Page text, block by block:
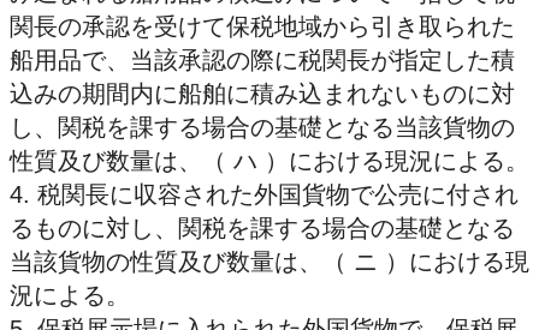
関長の承認を受けて保税地域から引き取られた
船用品で、当該承認の際に税関長が指定した積
込みの期間内に船舶に積み込まれないものに対
し、関税を課する場合の基礎となる当該貨物の
性質及び数量は、（ ハ ）における現況による。
4. 税関長に収容された外国貨物で公売に付され
るものに対し、関税を課する場合の基礎となる
当該貨物の性質及び数量は、（ ニ ）における現
況による。